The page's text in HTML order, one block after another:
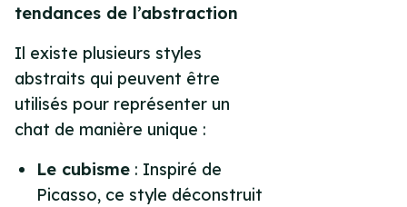
tendances de l’abstraction
Il existe plusieurs styles
abstraits qui peuvent être
utilisés pour représenter un
chat de manière unique :
Le cubisme : Inspiré de
Picasso, ce style déconstruit